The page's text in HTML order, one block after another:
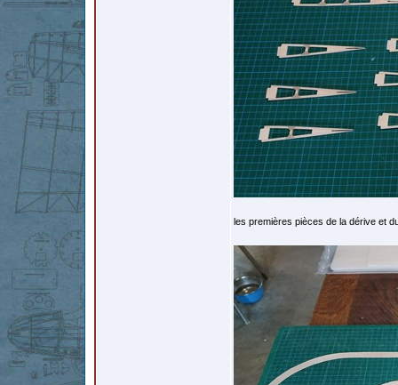
les premières pièces de la dérive et